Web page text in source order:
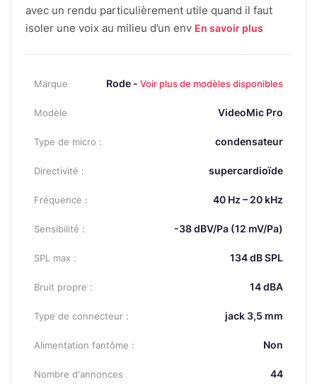
avec un rendu particulièrement utile quand il faut
isoler une voix au milieu d’un env En savoir plus
Marque Rode - Voir plus de modèles disponibles
Modèle VideoMic Pro
Type de micro : condensateur
Directivité : supercardioïde
Fréquence : 40 Hz – 20 kHz
Sensibilité : -38 dBV/Pa (12 mV/Pa)
SPL max : 134 dB SPL
Bruit propre : 14 dBA
Type de connecteur : jack 3,5 mm
Alimentation fantôme : Non
Nombre d'annonces 44